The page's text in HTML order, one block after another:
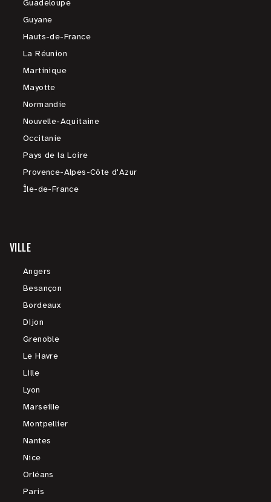
Guadeloupe
Guyane
Hauts-de-France
La Réunion
Martinique
Mayotte
Normandie
Nouvelle-Aquitaine
Occitanie
Pays de la Loire
Provence-Alpes-Côte d'Azur
Île-de-France
VILLE
Angers
Besançon
Bordeaux
Dijon
Grenoble
Le Havre
Lille
Lyon
Marseille
Montpellier
Nantes
Nice
Orléans
Paris